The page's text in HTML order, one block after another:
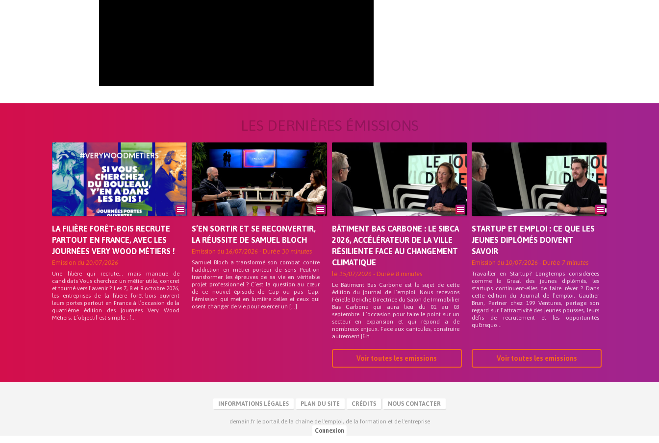
LES DERNIÈRES ÉMISSIONS
LA FILIÈRE FORÊT-BOIS RECRUTE
PARTOUT EN FRANCE, AVEC LES
JOURNÉES VERY WOOD MÉTIERS !
Emission du 20/07/2026
Une filière qui recrute… mais manque de
candidats Vous cherchez un métier utile, concret
et tourné vers l’avenir ? Les 7, 8 et 9 octobre 2026,
les entreprises de la filière forêt-bois ouvrent
leurs portes partout en France à l’occasion de la
quatrième édition des journées Very Wood
Métiers. L’objectif est simple : f...
S’EN SORTIR ET SE RECONVERTIR,
LA RÉUSSITE DE SAMUEL BLOCH
Emission du16/07/2026 - Durée30 minutes
Samuel Bloch a transformé son combat contre
l’addiction en métier porteur de sens Peut-on
transformer les épreuves de sa vie en véritable
projet professionnel ? C’est la question au cœur
de ce nouvel épisode de Cap ou pas Cap,
l’émission qui met en lumière celles et ceux qui
osent changer de vie pour exercer un […]
BÂTIMENT BAS CARBONE : LE SIBCA
2026, ACCÉLÉRATEUR DE LA VILLE
RÉSILIENTE FACE AU CHANGEMENT
CLIMATIQUE
le 15/07/2026 - Durée 8 minutes
Le Bâtiment Bas Carbone est le sujet de cette
édition du journal de l’emploi. Nous recevons
Férielle Deriche Directrice du Salon de Immobilier
Bas Carbone qui aura lieu du 01 au 03
septembre. L’occasion pour faire le point sur un
secteur en expansion et qui répond a de
nombreux enjeux. Face aux canicules, construire
autrement [&h...
Voir toutes les emissions
STARTUP ET EMPLOI : CE QUE LES
JEUNES DIPLÔMÉS DOIVENT
SAVOIR
Emission du 10/07/2026 - Durée 7 minutes
Travailler en Startup? Longtemps considérées
comme le Graal des jeunes diplômés, les
startups continuent-elles de faire rêver ? Dans
cette édition du Journal de l’emploi, Gaultier
Brun, Partner chez 199 Ventures, partage son
regard sur l’attractivité des jeunes pousses, leurs
défis de recrutement et les opportunités
qu&rsquo...
Voir toutes les emissions
INFORMATIONS LÉGALES PLAN DU SITE CRÉDITS NOUS CONTACTER
demain.fr le portail de la chaîne de l'emploi, de la formation et de l'entreprise
Connexion